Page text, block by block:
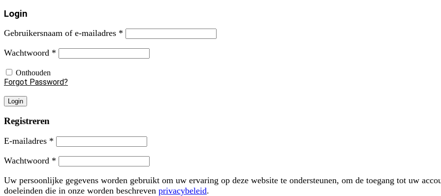
Login
Gebruikersnaam of e-mailadres *
Wachtwoord *
Onthouden
Forgot Password?
Login
Registreren
E-mailadres * Vereist
Wachtwoord * Vereist
Uw persoonlijke gegevens worden gebruikt om uw ervaring op deze website te ondersteunen, om de toegang tot uw
doeleinden die in onze worden beschreven privacybeleid.